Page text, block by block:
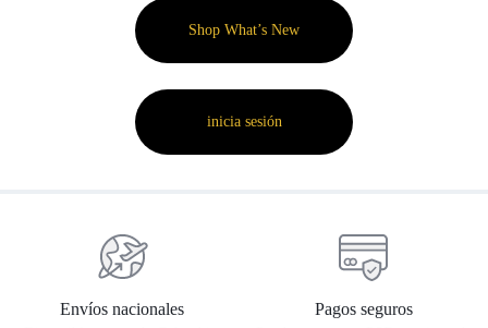
Shop What’s New
inicia sesión
Envíos nacionales Pagos seguros